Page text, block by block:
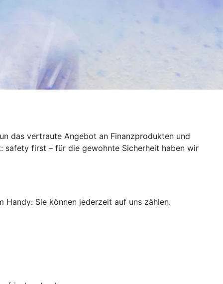
das vertraute Angebot an Finanzprodukten und
safety first – für die gewohnte Sicherheit haben wir
Handy: Sie können jederzeit auf uns zählen.